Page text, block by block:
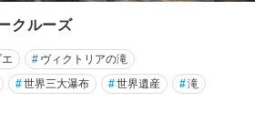
クルーズ
# ヴィクトリアの滝
#世界三大瀑布 #世界遺産 #滝